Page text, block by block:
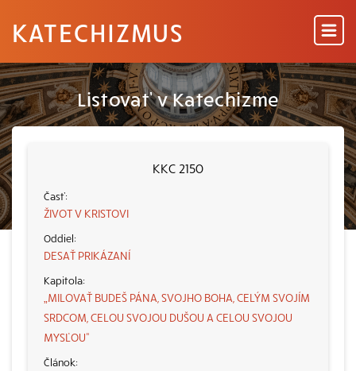
KATECHIZMUS
Listovať v Katechizme
KKC 2150
ŽIVOT V KRISTOVI
DESAŤ PRIKÁZANÍ
„MILOVAŤ BUDEŠ PÁNA, SVOJHO BOHA, CELÝM SVOJÍM
SRDCOM, CELOU SVOJOU DUŠOU A CELOU SVOJOU
MYSĽOU“